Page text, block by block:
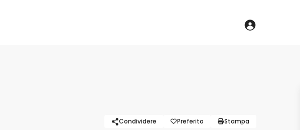
Condividere Preferito Stampa